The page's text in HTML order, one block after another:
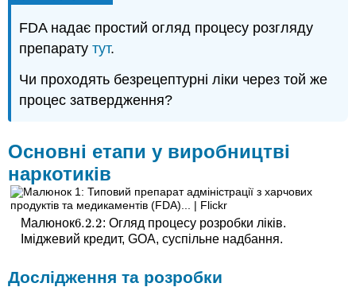
FDA надає простий огляд процесу розгляду
препаратутут.
Чи проходять безрецептурні ліки через той же
процес затвердження?
Основні етапи у виробництві
наркотиків
Малюнок6.2.2
6.2.2: Огляд процесу розробки ліків.
Іміджевий кредит, GOA, суспільне надбання.
Дослідження та розробки